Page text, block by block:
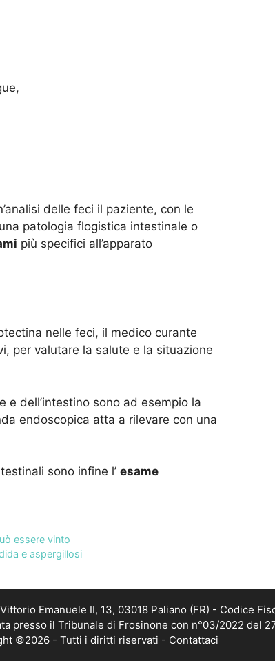
delle feci il paziente, con le
patologia flogistica intestinale o
più specifici all’apparato
nelle feci, il medico curante
per valutare la salute e la situazione
dell’intestino sono ad esempio la
endoscopica atta a rilevare con una
sono infine l’ esame
essere vinto
e aspergillosi
Emanuele II, 13, 03018 Paliano (FR) - Codice
presso il Tribunale di Frosinone con n°03/2022 del
©2026 - Tutti i diritti riservati - Contattaci